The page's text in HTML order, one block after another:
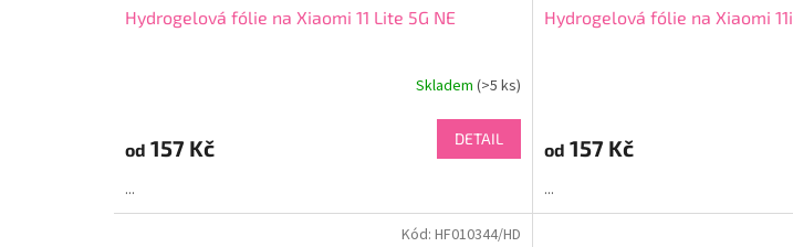
Hydrogelová fólie na Xiaomi 11 Lite 5G NE
Skladem(>5 ks)
od 157 Kč DETAIL
...
Hydrogelová fólie na Xiaomi 11i
od 157 Kč
...
Kód:HF010344/HD